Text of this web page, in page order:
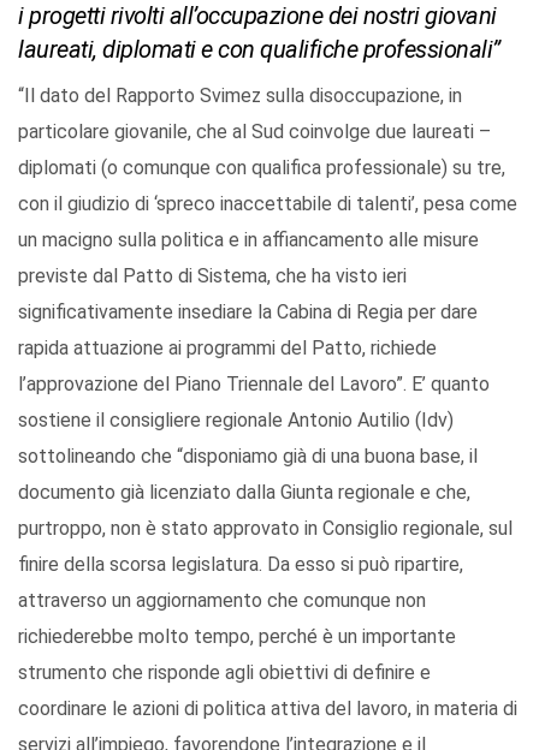
i progetti rivolti all’occupazione dei nostri giovani
laureati, diplomati e con qualifiche professionali”
“Il dato del Rapporto Svimez sulla disoccupazione, in
particolare giovanile, che al Sud coinvolge due laureati –
diplomati (o comunque con qualifica professionale) su tre,
con il giudizio di ‘spreco inaccettabile di talenti’, pesa come
un macigno sulla politica e in affiancamento alle misure
previste dal Patto di Sistema, che ha visto ieri
significativamente insediare la Cabina di Regia per dare
rapida attuazione ai programmi del Patto, richiede
l’approvazione del Piano Triennale del Lavoro”. E’ quanto
sostiene il consigliere regionale Antonio Autilio (Idv)
sottolineando che “disponiamo già di una buona base, il
documento già licenziato dalla Giunta regionale e che,
purtroppo, non è stato approvato in Consiglio regionale, sul
finire della scorsa legislatura. Da esso si può ripartire,
attraverso un aggiornamento che comunque non
richiederebbe molto tempo, perché è un importante
strumento che risponde agli obiettivi di definire e
coordinare le azioni di politica attiva del lavoro, in materia di
servizi all’impiego, favorendone l’integrazione e il